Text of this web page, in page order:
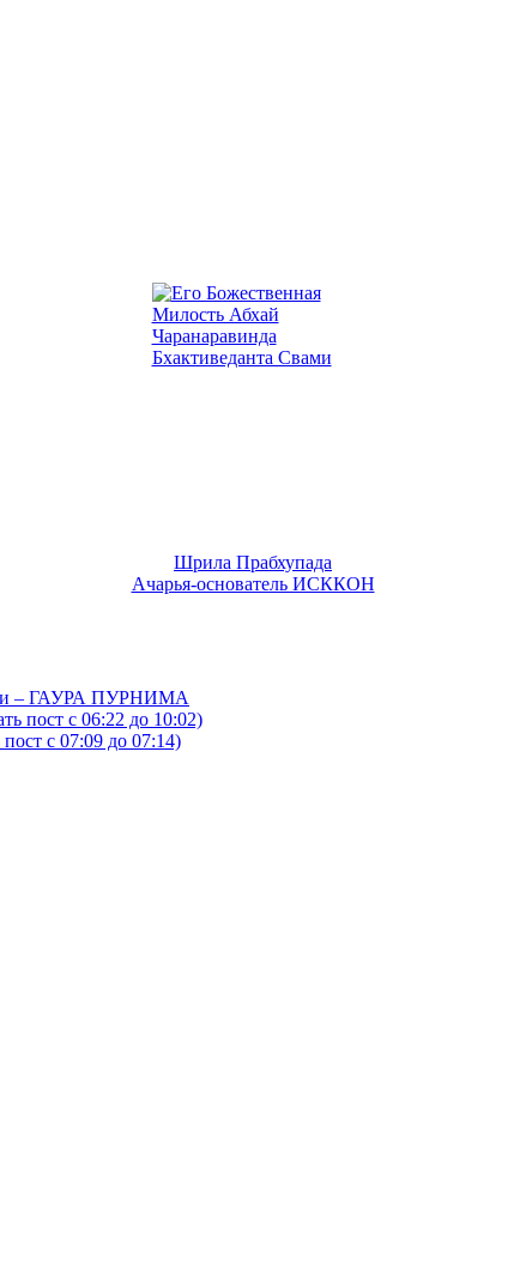
Шрила Прабхупада
Ачарья-основатель ИСККОН
– ГАУРА ПУРНИМА
пост с 06:22 до 10:02)
с 07:09 до 07:14)